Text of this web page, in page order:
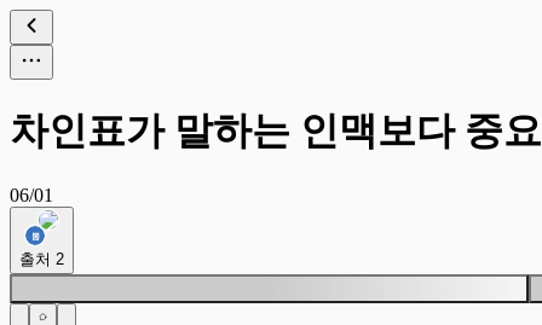
차인표가 말하는 인맥보다 중
06/01
출처 2